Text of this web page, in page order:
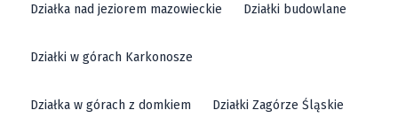
Działka nad jeziorem mazowieckie Działki budowlane
Działki w górach Karkonosze
Działka w górach z domkiem Działki Zagórze Śląskie